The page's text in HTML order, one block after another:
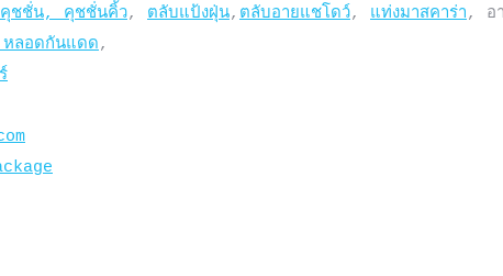
ชชั่น, คุชชั่นคิ้ว, ตลับแป้งฝุ่น, ตลับอายแชโดว์, แท่งมาสคาร่า
ลอดกันแดด